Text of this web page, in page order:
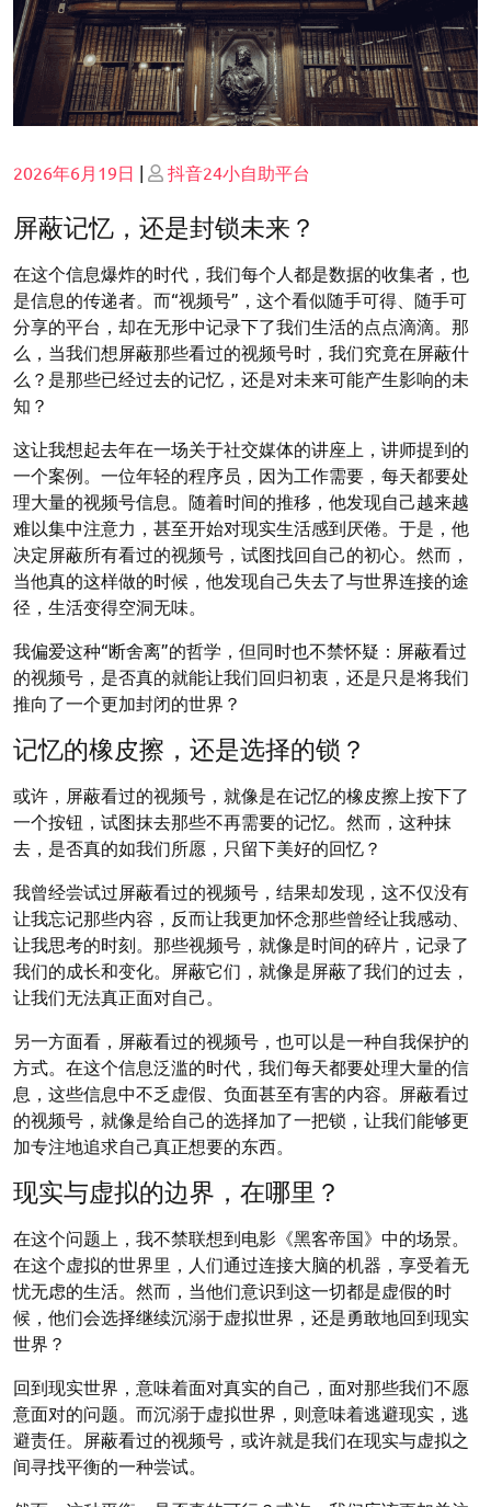
Posted
2026年6月19日 | Posted
抖音24小自助平台
屏蔽记忆，还是封锁未来？
在这个信息爆炸的时代，我们每个人都是数据的收集者，也
是信息的传递者。而“视频号”，这个看似随手可得、随手可
分享的平台，却在无形中记录下了我们生活的点点滴滴。那
么，当我们想屏蔽那些看过的视频号时，我们究竟在屏蔽什
么？是那些已经过去的记忆，还是对未来可能产生影响的未
知？
这让我想起去年在一场关于社交媒体的讲座上，讲师提到的
一个案例。一位年轻的程序员，因为工作需要，每天都要处
理大量的视频号信息。随着时间的推移，他发现自己越来越
难以集中注意力，甚至开始对现实生活感到厌倦。于是，他
决定屏蔽所有看过的视频号，试图找回自己的初心。然而，
当他真的这样做的时候，他发现自己失去了与世界连接的途
径，生活变得空洞无味。
我偏爱这种“断舍离”的哲学，但同时也不禁怀疑：屏蔽看过
的视频号，是否真的就能让我们回归初衷，还是只是将我们
推向了一个更加封闭的世界？
记忆的橡皮擦，还是选择的锁？
或许，屏蔽看过的视频号，就像是在记忆的橡皮擦上按下了
一个按钮，试图抹去那些不再需要的记忆。然而，这种抹
去，是否真的如我们所愿，只留下美好的回忆？
我曾经尝试过屏蔽看过的视频号，结果却发现，这不仅没有
让我忘记那些内容，反而让我更加怀念那些曾经让我感动、
让我思考的时刻。那些视频号，就像是时间的碎片，记录了
我们的成长和变化。屏蔽它们，就像是屏蔽了我们的过去，
让我们无法真正面对自己。
另一方面看，屏蔽看过的视频号，也可以是一种自我保护的
方式。在这个信息泛滥的时代，我们每天都要处理大量的信
息，这些信息中不乏虚假、负面甚至有害的内容。屏蔽看过
的视频号，就像是给自己的选择加了一把锁，让我们能够更
加专注地追求自己真正想要的东西。
现实与虚拟的边界，在哪里？
在这个问题上，我不禁联想到电影《黑客帝国》中的场景。
在这个虚拟的世界里，人们通过连接大脑的机器，享受着无
忧无虑的生活。然而，当他们意识到这一切都是虚假的时
候，他们会选择继续沉溺于虚拟世界，还是勇敢地回到现实
世界？
回到现实世界，意味着面对真实的自己，面对那些我们不愿
意面对的问题。而沉溺于虚拟世界，则意味着逃避现实，逃
避责任。屏蔽看过的视频号，或许就是我们在现实与虚拟之
间寻找平衡的一种尝试。